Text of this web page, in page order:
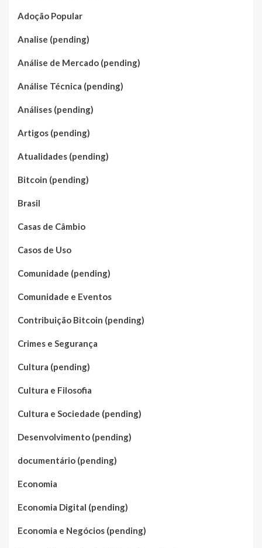
Adoção Popular
Analise (pending)
Análise de Mercado (pending)
Análise Técnica (pending)
Análises (pending)
Artigos (pending)
Atualidades (pending)
Bitcoin (pending)
Brasil
Casas de Câmbio
Casos de Uso
Comunidade (pending)
Comunidade e Eventos
Contribuição Bitcoin (pending)
Crimes e Segurança
Cultura (pending)
Cultura e Filosofia
Cultura e Sociedade (pending)
Desenvolvimento (pending)
documentário (pending)
Economia
Economia Digital (pending)
Economia e Negócios (pending)